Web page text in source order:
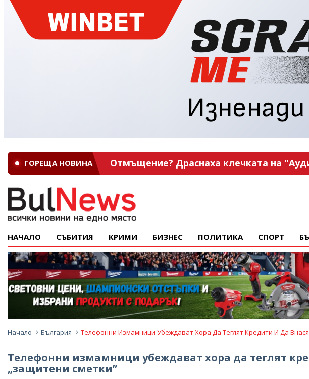
ГОРЕЩА НОВИНА Отмъщение? Драснаха клечката на
НАЧАЛО СЪБИТИЯ КРИМИ БИЗНЕС ПОЛИТИКА СПОРТ
Начало България Телефонни Измамници Убеждават Хора Да Теглят Кредити И Да
Телефонни измамници убеждават хора да теглят
„защитени сметки”